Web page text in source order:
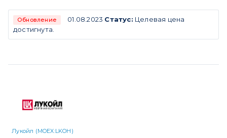
Обновление 01.08.2023 Статус: Целевая цена
достигнута.
Лукойл (MOEX:LKOH)